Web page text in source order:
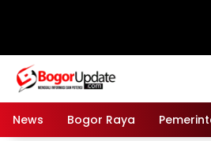
News Bogor Raya